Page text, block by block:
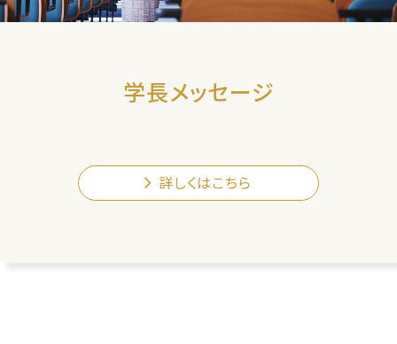
学長メッセージ
詳しくはこちら